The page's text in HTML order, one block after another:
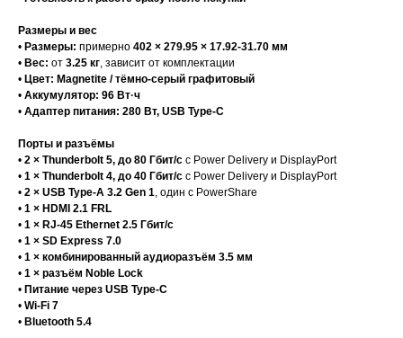
Размеры и вес
• Размеры: примерно 402 × 279.95 × 17.92-31.70 мм
• Вес: от 3.25 кг, зависит от комплектации
• Цвет: Magnetite / тёмно-серый графитовый
• Аккумулятор: 96 Вт·ч
• Адаптер питания: 280 Вт, USB Type-C
Порты и разъёмы
• 2 × Thunderbolt 5, до 80 Гбит/с с Power Delivery и DisplayPort
• 1 × Thunderbolt 4, до 40 Гбит/с с Power Delivery и DisplayPort
• 2 × USB Type-A 3.2 Gen 1, один с PowerShare
• 1 × HDMI 2.1 FRL
• 1 × RJ-45 Ethernet 2.5 Гбит/с
• 1 × SD Express 7.0
• 1 × комбинированный аудиоразъём 3.5 мм
• 1 × разъём Noble Lock
• Питание через USB Type-C
• Wi-Fi 7
• Bluetooth 5.4